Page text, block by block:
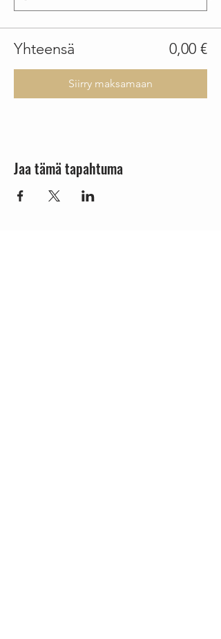
Yhteensä 0,00 €
Siirry maksamaan
Jaa tämä tapahtuma